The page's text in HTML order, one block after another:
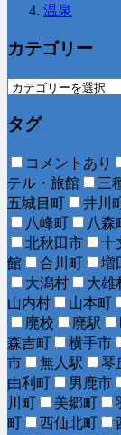
温泉
カテゴリー
タグ
コメントあり
テル・旅館
三
五城目町
井川
八峰町
八森
北秋田市
十
館
合川町 増
大潟村
大雄
山内村
山本町
廃校
廃駅
森吉町
横手市
市
無人駅 琴
由利町
男鹿市
川町
美郷町
町
西仙北町